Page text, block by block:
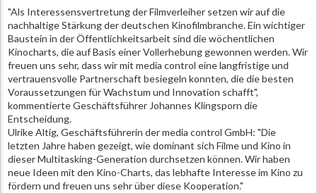
"Als Interessensvertretung der Filmverleiher setzen wir auf die
nachhaltige Stärkung der deutschen Kinofilmbranche. Ein wichtiger
Baustein in der Öffentlichkeitsarbeit sind die wöchentlichen
Kinocharts, die auf Basis einer Vollerhebung gewonnen werden. Wir
freuen uns sehr, dass wir mit media control eine langfristige und
vertrauensvolle Partnerschaft besiegeln konnten, die die besten
Voraussetzungen für Wachstum und Innovation schafft",
kommentierte Geschäftsführer Johannes Klingsporn die
Entscheidung.
Ulrike Altig, Geschäftsführerin der media control GmbH: "Die
letzten Jahre haben gezeigt, wie dominant sich Filme und Kino in
dieser Multitasking-Generation durchsetzen können. Wir haben
neue Ideen mit den Kino-Charts, das lebhafte Interesse im Kino zu
fördern und freuen uns sehr über diese Kooperation."